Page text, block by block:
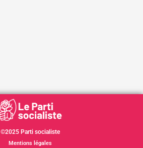
©2025 Parti socialiste
Mentions légales